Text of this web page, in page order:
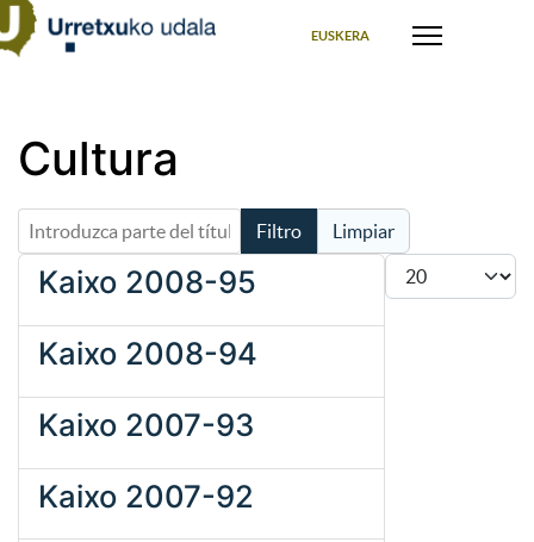
EUSKERA
Cultura
Introduzca parte del título Filtro
Limpiar
Cantidad
Kaixo 2008-95
Kaixo 2008-94
Kaixo 2007-93
Kaixo 2007-92